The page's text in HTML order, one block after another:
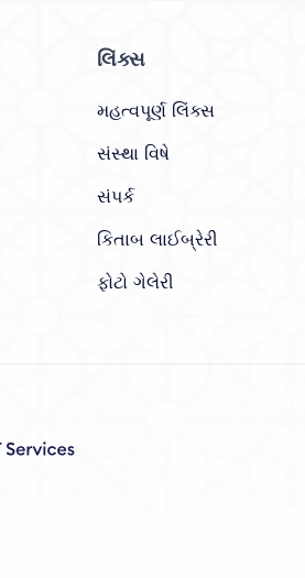
લિંક્સ
મહત્વપૂર્ણ લિંક્સ
સંસ્થા વિષે
સંપર્ક
કિતાબ લાઈબ્રેરી
ફોટો ગેલેરી